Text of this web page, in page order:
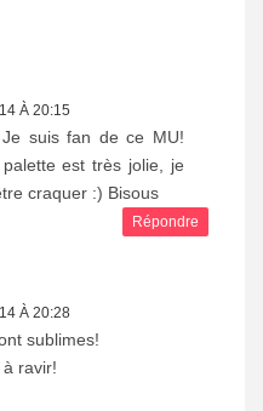
À 20:15
Je suis fan de ce MU!
est très jolie, je
craquer :) Bisous
Répondre
À 20:28
sublimes!
ravir!